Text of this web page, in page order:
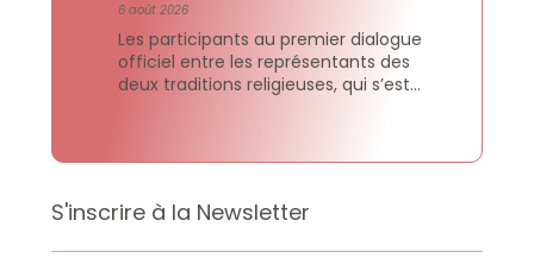
6 août 2026
Les participants au premier dialogue
officiel entre les représentants des
deux traditions religieuses, qui s’est
construire des sociétés où chaque
S'inscrire à la Newsletter